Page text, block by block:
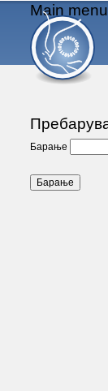
Main menu
Барање